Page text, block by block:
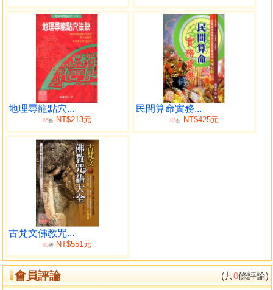
地理尋龍點穴...
85折 NT$213元
民間算命實務...
85折NT$425元
古梵文佛教咒...
95折 NT$551元
會員評論 (共0條評論)